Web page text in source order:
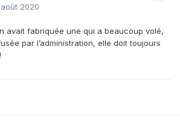
2020
avait fabriquée une qui a beaucoup volé,
par l’administration, elle doit toujours